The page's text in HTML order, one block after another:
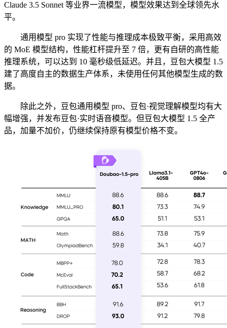
Claude 3.5 Sonnet 等业界一流模型，模型效果达到全球领先水
平。
通用模型 pro 实现了性能与推理成本极致平衡，采用高效
的 MoE 模型结构，性能杠杆提升至 7 倍，更有自研的高性能
推理系统，可以达到 10 毫秒级低延迟。并且，豆包大模型 1.5
建了高度自主的数据生产体系，未使用任何其他模型生成的数
据。
除此之外，豆包通用模型 pro、豆包·视觉理解模型均有大
幅增强，并发布豆包·实时语音模型。但豆包大模型 1.5 全产
品，加量不加价，仍继续保持原有模型价格不变。